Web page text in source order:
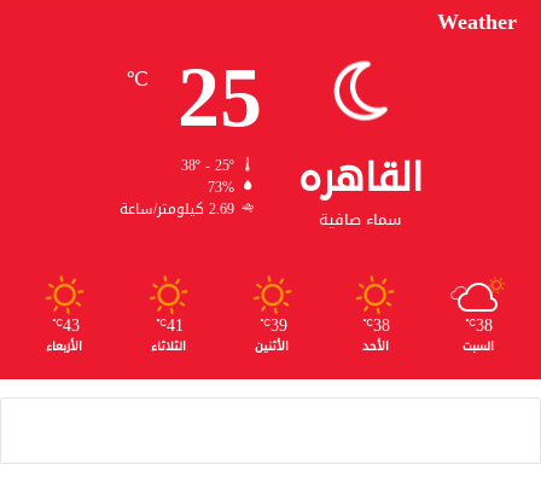
Weather
القاهره
سماء صافية
25
℃
38º - 25º
73%
2.69 كيلومتر/ساعة
38
℃
السبت
38
℃
الأحد
39
℃
الأثنين
41
℃
الثلاثاء
43
℃
الأربعاء